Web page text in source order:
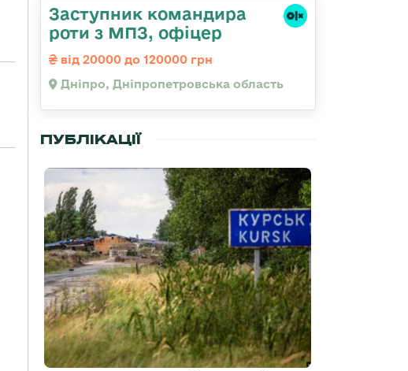
Заступник командира
роти з МПЗ, офіцер
від 20000 до 120000 грн
Дніпро, Дніпропетровська область
ПУБЛІКАЦІЇ